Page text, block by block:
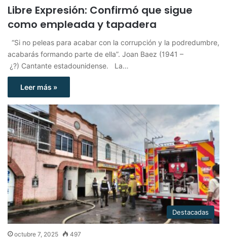
Libre Expresión: Confirmó que sigue
como empleada y tapadera
“Si no peleas para acabar con la corrupción y la podredumbre,
acabarás formando parte de ella”. Joan Baez (1941 –
¿?) Cantante estadounidense. La…
Leer más »
Destacadas
octubre 7, 2025 497